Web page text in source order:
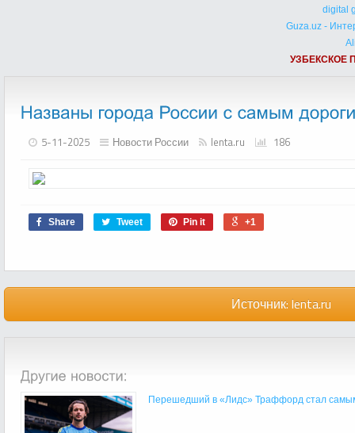
digital
Guza.uz -
УЗБЕКСКОЕ
5-11-2025 Новости России lenta.ru 186
Share Tweet Pin it +1
Источник: lenta.ru
Перешедший в «Лидс» Траффорд стал